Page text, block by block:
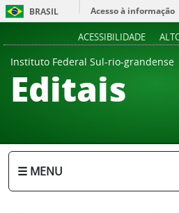
BRASIL
Acesso à informação
ACESSIBILIDADE
Instituto Federal Sul-rio-grandense
Editais
☰ MENU